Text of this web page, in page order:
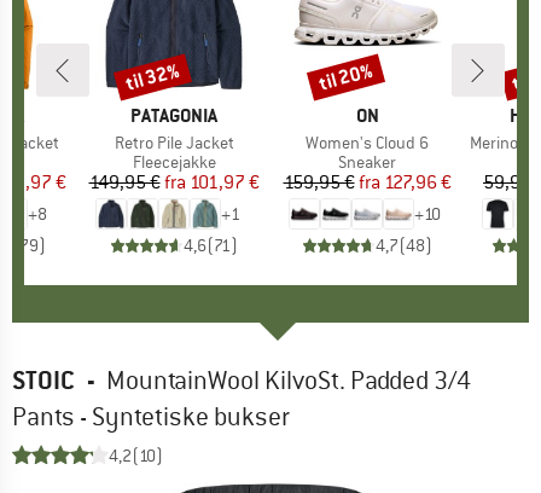
Jacket
pris
€
+8
79)
MÆRKE
PATAGONIA
Artikel
Retro Pile Jacket
Produktgruppe
Fleecejakke
Pris
149,95 € Nedsat pris
fra 101,97 €
+1
4,6(71)
Rabat
til 32%
MÆRKE
ON
Artikel
Women's Cloud 6
Produktgruppe
Sneaker
Pris
159,95 € Nedsat pris
fra 127,96 €
+10
4,7(48)
Rabat
til 20%
Artikel
MerinoMix150
59,95
til
STOIC - MountainWool KilvoSt. Padded 3/4
Pants - Syntetiske bukser
4,2(10)